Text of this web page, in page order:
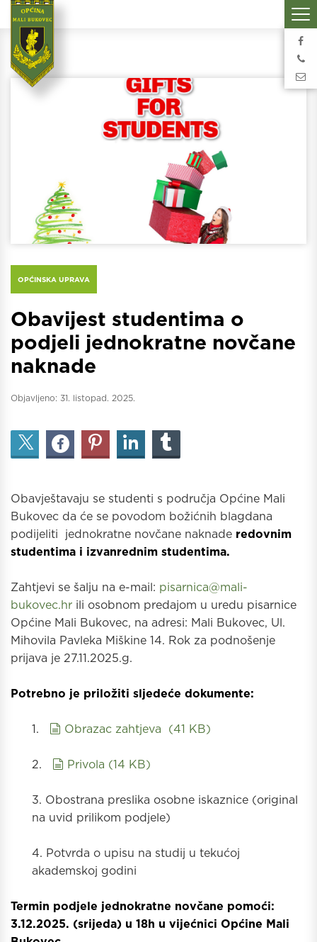
OPĆINSKA UPRAVA
Obavijest studentima o
podjeli jednokratne novčane
naknade
Objavljeno: 31. listopad. 2025.
Obavještavaju se studenti s područja Općine Mali
Bukovec da će se povodom božićnih blagdana
podijeliti jednokratne novčane naknade redovnim
studentima i izvanrednim studentima.
Zahtjevi se šalju na e-mail: pisarnica@mali-
bukovec.hr ili osobnom predajom u uredu pisarnice
Općine Mali Bukovec, na adresi: Mali Bukovec, Ul.
Mihovila Pavleka Miškine 14. Rok za podnošenje
prijava je 27.11.2025.g.
Potrebno je priložiti sljedeće dokumente:
1. document
Obrazac zahtjeva (41 KB)
2. document
Privola (14 KB)
3. Obostrana preslika osobne iskaznice (original
na uvid prilikom podjele)
4. Potvrda o upisu na studij u tekućoj
akademskoj godini
Termin podjele jednokratne novčane pomoći:
3.12.2025. (srijeda) u 18h u vijećnici Općine Mali